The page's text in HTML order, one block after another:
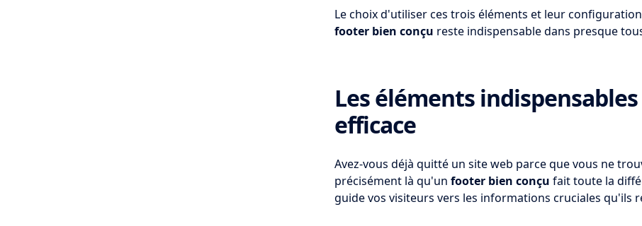
Le choix d'utiliser ces trois éléments et leur
footer bien conçu reste indispensable dans presque
Les éléments
efficace
Avez-vous déjà quitté un site web parce que vous ne
précisément là qu'un footer bien conçu fait toute la
guide vos visiteurs vers les informations cruciales qu'ils